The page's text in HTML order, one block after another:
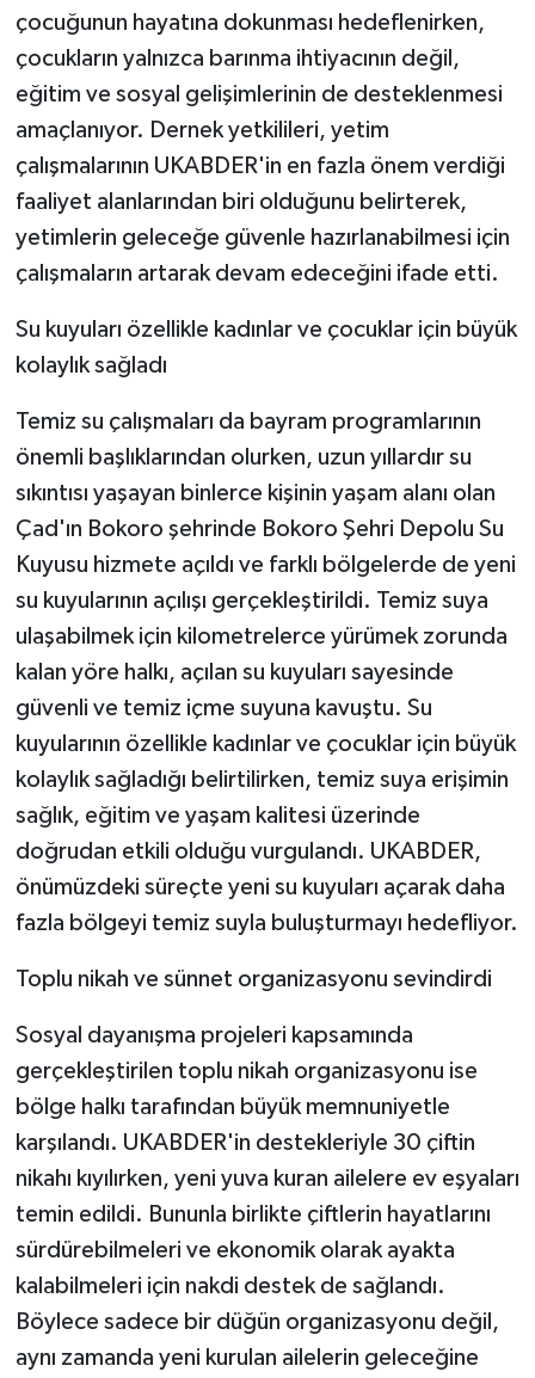
çocuğunun hayatına dokunması hedeflenirken,
çocukların yalnızca barınma ihtiyacının değil,
eğitim ve sosyal gelişimlerinin de desteklenmesi
amaçlanıyor. Dernek yetkilileri, yetim
çalışmalarının UKABDER'in en fazla önem verdiği
faaliyet alanlarından biri olduğunu belirterek,
yetimlerin geleceğe güvenle hazırlanabilmesi için
çalışmaların artarak devam edeceğini ifade etti.
Su kuyuları özellikle kadınlar ve çocuklar için büyük
kolaylık sağladı
Temiz su çalışmaları da bayram programlarının
önemli başlıklarından olurken, uzun yıllardır su
sıkıntısı yaşayan binlerce kişinin yaşam alanı olan
Çad'ın Bokoro şehrinde Bokoro Şehri Depolu Su
Kuyusu hizmete açıldı ve farklı bölgelerde de yeni
su kuyularının açılışı gerçekleştirildi. Temiz suya
ulaşabilmek için kilometrelerce yürümek zorunda
kalan yöre halkı, açılan su kuyuları sayesinde
güvenli ve temiz içme suyuna kavuştu. Su
kuyularının özellikle kadınlar ve çocuklar için büyük
kolaylık sağladığı belirtilirken, temiz suya erişimin
sağlık, eğitim ve yaşam kalitesi üzerinde
doğrudan etkili olduğu vurgulandı. UKABDER,
önümüzdeki süreçte yeni su kuyuları açarak daha
fazla bölgeyi temiz suyla buluşturmayı hedefliyor.
Toplu nikah ve sünnet organizasyonu sevindirdi
Sosyal dayanışma projeleri kapsamında
gerçekleştirilen toplu nikah organizasyonu ise
bölge halkı tarafından büyük memnuniyetle
karşılandı. UKABDER'in destekleriyle 30 çiftin
nikahı kıyılırken, yeni yuva kuran ailelere ev eşyaları
temin edildi. Bununla birlikte çiftlerin hayatlarını
sürdürebilmeleri ve ekonomik olarak ayakta
kalabilmeleri için nakdi destek de sağlandı.
Böylece sadece bir düğün organizasyonu değil,
aynı zamanda yeni kurulan ailelerin geleceğine